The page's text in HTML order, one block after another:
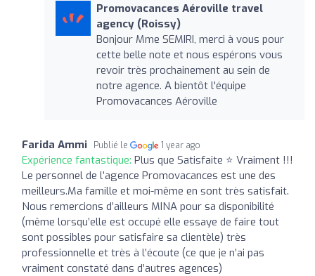
Promovacances Aéroville travel
agency (Roissy)
Bonjour Mme SEMIRI, merci à vous pour
cette belle note et nous espérons vous
revoir très prochainement au sein de
notre agence. A bientôt l'équipe
Promovacances Aéroville
Farida Ammi Publié le 1 year ago
Expérience fantastique: Plus que Satisfaite ⭐️ Vraiment !!!
Le personnel de l’agence Promovacances est une des
meilleurs.Ma famille et moi-même en sont très satisfait.
Nous remercions d’ailleurs MINA pour sa disponibilité
(même lorsqu’elle est occupé elle essaye de faire tout
sont possibles pour satisfaire sa clientèle) très
professionnelle et très à l’écoute (ce que je n’ai pas
vraiment constaté dans d’autres agences)